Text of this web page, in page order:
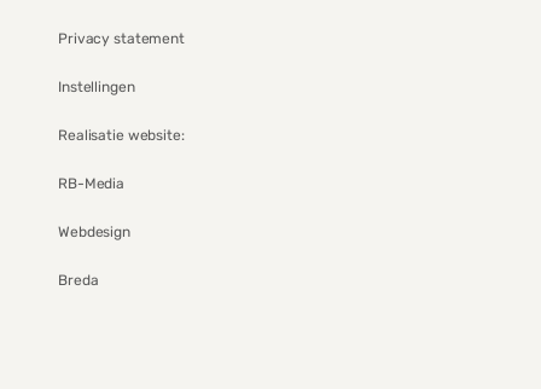
Privacy statement
Instellingen
Realisatie website:
RB-Media
Webdesign
Breda